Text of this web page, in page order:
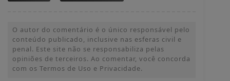
O autor do comentário é o único responsável pelo
conteúdo publicado, inclusive nas esferas civil e
penal. Este site não se responsabiliza pelas
opiniões de terceiros. Ao comentar, você concorda
com os Termos de Uso e Privacidade.